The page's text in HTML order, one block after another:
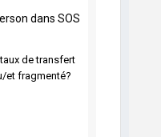
dansSOS
de transfert
et fragmenté?